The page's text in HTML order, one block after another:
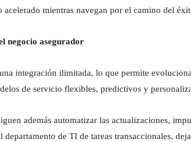
mientras navegan por el camino del
negocio asegurador
integración ilimitada, lo que permite
de servicio flexibles, predictivos y
además automatizar las actualizaciones,
departamento de TI de tareas transaccionales,